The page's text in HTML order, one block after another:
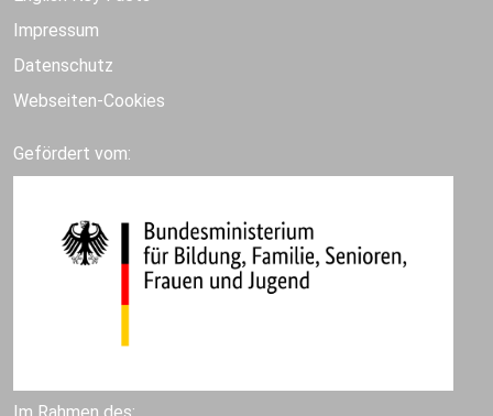
Impressum
Datenschutz
Webseiten-Cookies
Gefördert vom: